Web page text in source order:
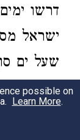
דרשו
ישראל
שעל ים
על
possible on
Learn More.